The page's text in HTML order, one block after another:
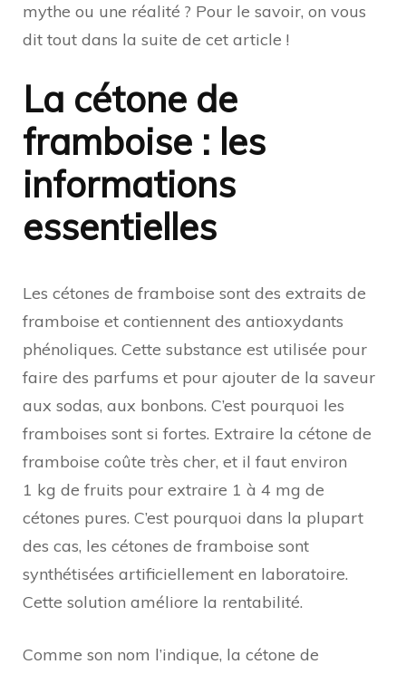
mythe ou une réalité ? Pour le savoir, on vous
dit tout dans la suite de cet article !
La cétone de
framboise : les
informations
essentielles
Les cétones de framboise sont des extraits de
framboise et contiennent des antioxydants
phénoliques. Cette substance est utilisée pour
faire des parfums et pour ajouter de la saveur
aux sodas, aux bonbons. C’est pourquoi les
framboises sont si fortes. Extraire la cétone de
framboise coûte très cher, et il faut environ
1 kg de fruits pour extraire 1 à 4 mg de
cétones pures. C’est pourquoi dans la plupart
des cas, les cétones de framboise sont
synthétisées artificiellement en laboratoire.
Cette solution améliore la rentabilité.
Comme son nom l’indique, la cétone de